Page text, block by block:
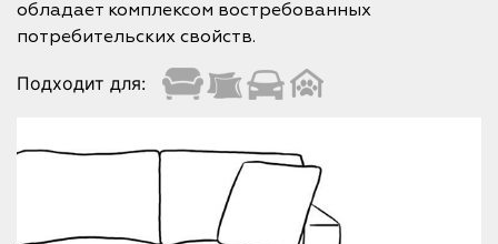
обладает комплексом востребованных
потребительских свойств.
Подходит для: